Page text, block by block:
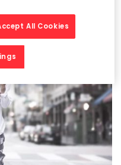
All Cookies